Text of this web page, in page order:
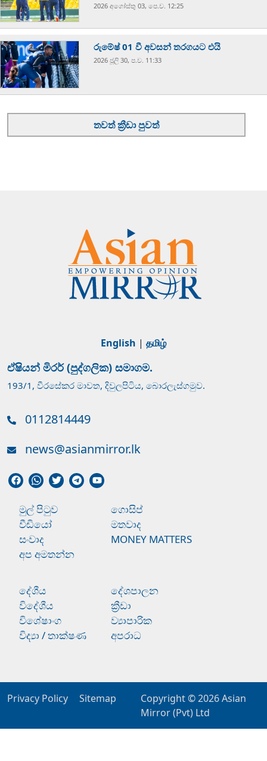
2026 අගෝස්‍තු 03, පෙ.ව. 12:25
රුමේෂ් 01 වී අවසන් තරගයට එයි
2026 ජූලි 30, ප.ව. 11:33
තවත් ක්‍රීඩා පුවත්
English | தமிழ்
ඒෂියන් මිරර් (පුද්ගලික) සමාගම.
193/1, වීරසේකර මාවත, දිවුලපිටිය, බොරලැස්ගමුව.
0112814449
news@asianmirror.lk
මුල් පිටුව
ගොසිප්
වීඩියෝ
මතවාද
සංවාද
MONEY MATTERS
අප අමතන්න
දේශීය
දේශපාලන
විදේශීය
ක්‍රීඩා
විශේෂාංග
ව්‍යාපාරික
විද්‍යා / තාක්ෂණ
අපරාධ
Privacy Policy Sitemap Copyright © 2026Asian
Mirror (Pvt) Ltd